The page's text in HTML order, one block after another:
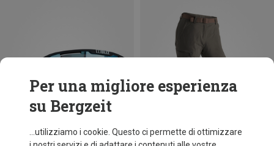
Per una migliore esperienza
su Bergzeit
...utilizziamo i cookie. Questo ci permette di ottimizzare